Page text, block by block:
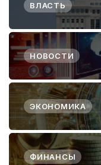
ВЛАСТЬ
НОВОСТИ
ЭКОНОМИКА
ФИНАНСЫ